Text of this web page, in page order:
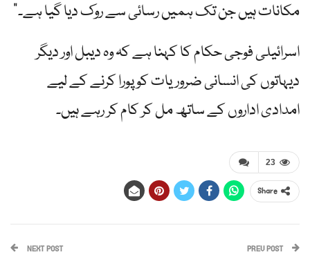
مکانات ہیں جن تک ہمیں رسائی سے روک دیا گیا ہے۔”
اسرائیلی فوجی حکام کا کہنا ہے کہ وہ دیبل اور دیگر
دیہاتوں کی انسانی ضروریات کو پورا کرنے کے لیے
امدادی اداروں کے ساتھ مل کر کام کر رہے ہیں۔
23
Share
PREV POST
NEXT POST